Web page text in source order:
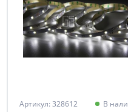
Артикул: 328612 В